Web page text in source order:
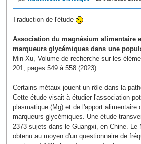
Traduction de l'étude
Association du magnésium alimentaire
marqueurs glycémiques dans une
Min Xu, Volume de recherche sur les
201, pages 549 à 558 (2023)
Certains métaux jouent un rôle dans la
Cette étude visait à étudier l'association
plasmatique (Mg) et de l'apport alimentaire
marqueurs glycémiques. Une étude
2373 sujets dans le Guangxi, en Chine. Le
obtenu au moyen d'un questionnaire de